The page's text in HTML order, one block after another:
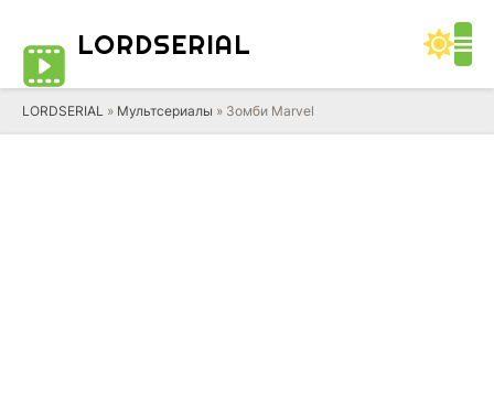
LORDSERIAL
LORDSERIAL » Мультсериалы » Зомби Marvel